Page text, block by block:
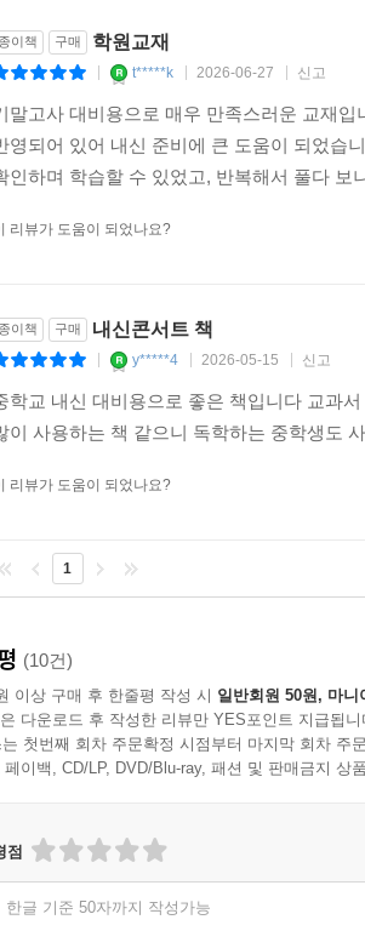
종이책 구매 학원교재
t*****k 2026-06-27 신고
말고사 대비용으로 매우 만족스러운 교재
영되어 있어 내신 준비에 큰 도움이 되었습
인하며 학습할 수 있었고, 반복해서 풀다
리뷰가 도움이 되었나요?
종이책 구매 내신콘서트 책
y*****4 2026-05-15 신고
학교 내신 대비용으로 좋은 책입니다 교과
이 사용하는 책 같으니 독학하는 중학생도
리뷰가 도움이 되었나요?
1
(10건)
이상 구매 후 한줄평 작성 시 일반회원 50원, 마니
다운로드 후 작성한 리뷰만 YES포인트 지급됩니
는 첫번째 회차 주문확정 시점부터 마지막 회차 주
페이백, CD/LP, DVD/Blu-ray, 패션 및 판매금지 상
점
한글 기준 50자까지 작성가능